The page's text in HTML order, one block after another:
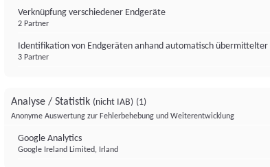
Verknüpfung verschiedener Endgeräte
2 Partner
Identifikation von Endgeräten anhand automatisch
3 Partner
Analyse / Statistik (nicht IAB) (1)
Anonyme Auswertung zur Fehlerbehebung und Weiterentwicklung
Google Analytics
Google Ireland Limited, Irland